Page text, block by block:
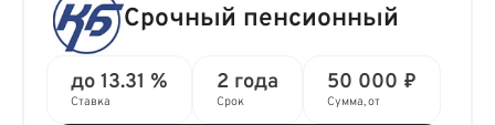
Срочный пенсионный
до 13.31 %
Ставка
2 года
Срок
50 000 ₽
Сумма, от